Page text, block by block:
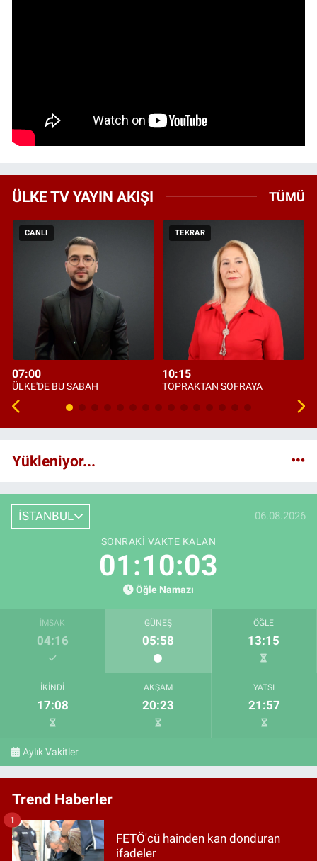
ÜLKE TV YAYIN AKIŞI TÜMÜ
CANLI
07:00
ÜLKE'DE BU SABAH
TEKRAR
10:15
TOPRAKTAN SOFRAYA
Yükleniyor...
İSTANBUL 06.08.2026
SONRAKI VAKTE KALAN
01:10:02
Öğle Namazı
İMSAK
04:16
GÜNEŞ
05:58
ÖĞLE
13:15
İKINDI
17:08
AKŞAM
20:23
YATSI
21:57
Aylık Vakitler
Trend Haberler
FETÖ'cü hainden kan donduran
ifadeler
1